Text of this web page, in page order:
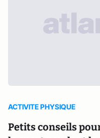
ACTIVITE PHYSIQUE
Petits conseils